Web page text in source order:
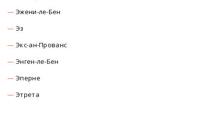
Эжени-ле-Бен
Эз
Экс-ан-Прованс
Энген-ле-Бен
Эперне
Этрета